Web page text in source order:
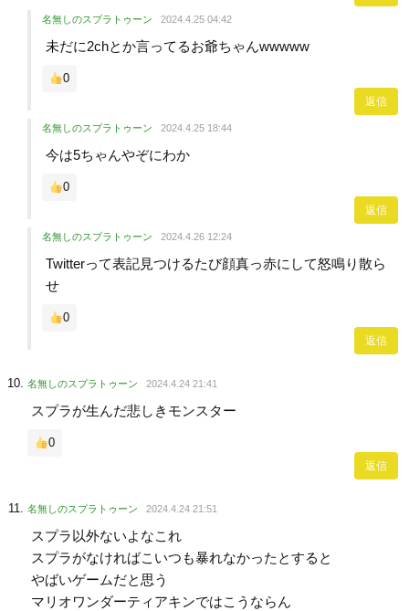
名無しのスプラトゥーン 2024.4.25 04:42
未だに2chとか言ってるお爺ちゃんwwwww
0
返信
名無しのスプラトゥーン 2024.4.25 18:44
今は5ちゃんやぞにわか
0
返信
名無しのスプラトゥーン 2024.4.26 12:24
Twitterって表記見つけるたび顔真っ赤にして怒鳴り散ら
せ
0
返信
名無しのスプラトゥーン 2024.4.24 21:41
スプラが生んだ悲しきモンスター
0
返信
名無しのスプラトゥーン 2024.4.24 21:51
スプラ以外ないよなこれ
スプラがなければこいつも暴れなかったとすると
やばいゲームだと思う
マリオワンダーティアキンではこうならん